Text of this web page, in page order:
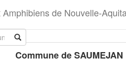
Amphibiens de Nouvelle-
Commune de SAUMEJAN